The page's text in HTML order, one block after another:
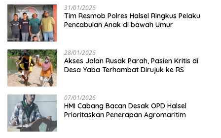
31/01/2026
Tim Resmob Polres Halsel Ringkus Pelaku
Pencabulan Anak di bawah Umur
28/01/2026
Akses Jalan Rusak Parah, Pasien Kritis di
Desa Yaba Terhambat Dirujuk ke RS
07/01/2026
HMI Cabang Bacan Desak OPD Halsel
Prioritaskan Penerapan Agromaritim